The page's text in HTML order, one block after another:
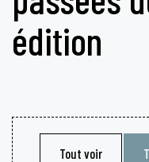
édition
Tout voir